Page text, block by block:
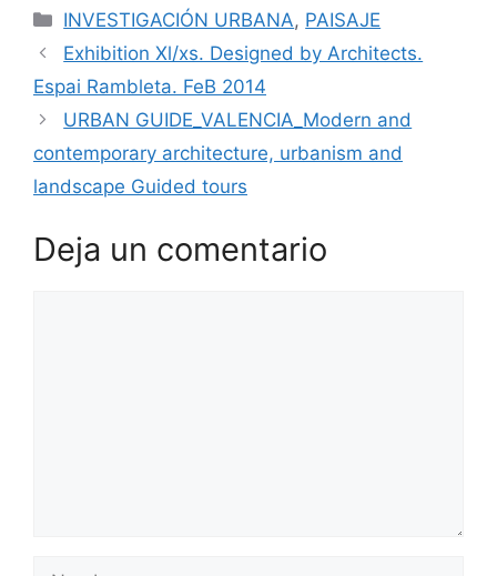
INVESTIGACIÓN URBANA, PAISAJE
Exhibition Xl/xs. Designed by Architects.
Espai Rambleta. FeB 2014
URBAN GUIDE_VALENCIA_Modern and
contemporary architecture, urbanism and
landscape Guided tours
Deja un comentario